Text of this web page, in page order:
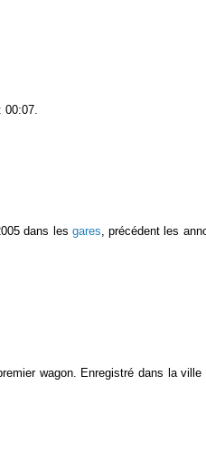
00:07.
dans les gares, précédent les
wagon. Enregistré dans la